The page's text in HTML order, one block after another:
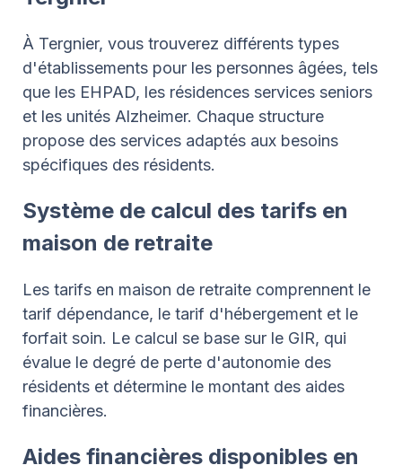
À Tergnier, vous trouverez différents types
d'établissements pour les personnes âgées, tels
que les EHPAD, les résidences services seniors
et les unités Alzheimer. Chaque structure
propose des services adaptés aux besoins
spécifiques des résidents.
Système de calcul des tarifs en
maison de retraite
Les tarifs en maison de retraite comprennent le
tarif dépendance, le tarif d'hébergement et le
forfait soin. Le calcul se base sur le GIR, qui
évalue le degré de perte d'autonomie des
résidents et détermine le montant des aides
financières.
Aides financières disponibles en